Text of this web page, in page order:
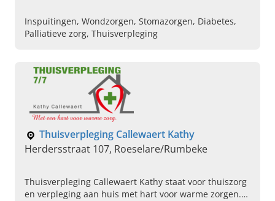
Inspuitingen, Wondzorgen, Stomazorgen, Diabetes,
Palliatieve zorg, Thuisverpleging
Thuisverpleging Callewaert Kathy
Herdersstraat 107, Roeselare/Rumbeke
Thuisverpleging Callewaert Kathy staat voor thuiszorg
en verpleging aan huis met hart voor warme zorgen.